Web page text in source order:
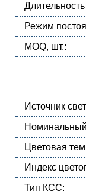
Режим
MOQ, шт.:
Источник
Цветовая
Индекс
Тип КСС: